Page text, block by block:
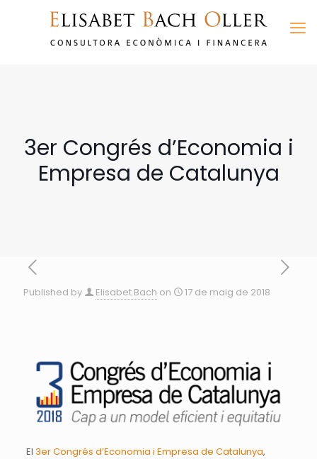
3er Congrés d’Economia i
Empresa de Catalunya
Published by Elisabet Bach on 17 de maig de 2018
El 3er Congrés d’Economia i Empresa de Catalunya,